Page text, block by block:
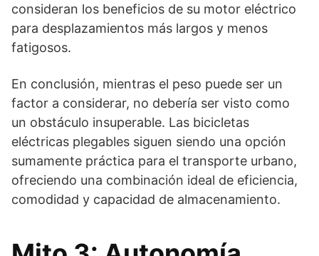
consideran los beneficios de su motor eléctrico
para desplazamientos más largos y menos
fatigosos.
En conclusión, mientras el peso puede ser un
factor a considerar, no debería ser visto como
un obstáculo insuperable. Las bicicletas
eléctricas plegables siguen siendo una opción
sumamente práctica para el transporte urbano,
ofreciendo una combinación ideal de eficiencia,
comodidad y capacidad de almacenamiento.